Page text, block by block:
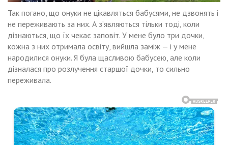
Так погано, що онуки не цікавляться бабусями, не дзвонять і
не переживають за них. А з’являються тільки тоді, коли
дізнаються, що їх чекає заповіт. У мене було три дочки,
кожна з них отримала освіту, вийшла заміж — і у мене
народилися онуки. Я була щасливою бабусею, але коли
дізналася про розлучення старшої дочки, то сильно
переживала.